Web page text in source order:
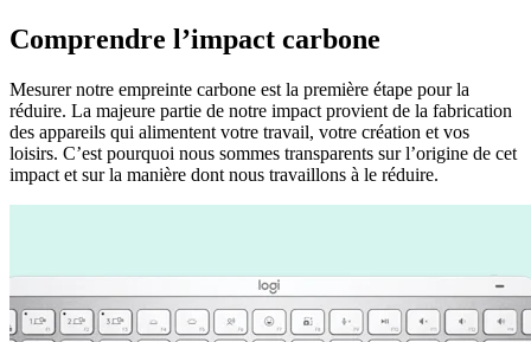
Comprendre l’impact carbone
Mesurer notre empreinte carbone est la première étape pour la
réduire. La majeure partie de notre impact provient de la fabrication
des appareils qui alimentent votre travail, votre création et vos
loisirs. C’est pourquoi nous sommes transparents sur l’origine de cet
impact et sur la manière dont nous travaillons à le réduire.